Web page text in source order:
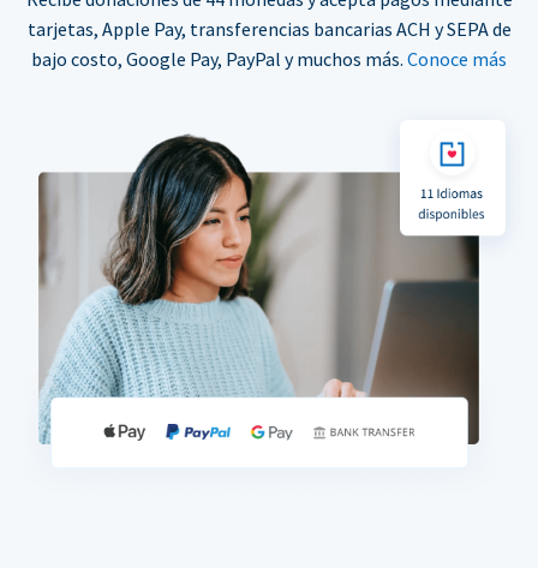
tarjetas, Apple Pay, transferencias bancarias ACH y SEPA de
bajo costo, Google Pay, PayPal y muchos más. Conoce más